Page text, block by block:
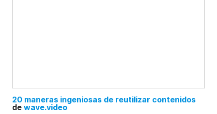
20 maneras ingeniosas de reutilizar contenidos
de wave.video